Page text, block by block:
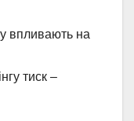
впливають на
тиск –